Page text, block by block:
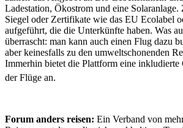
Ladestation, Ökostrom und eine Solaranlage.
Siegel oder Zertifikate wie das EU Ecolabel
aufgeführt, die die Unterkünfte haben. Was
überrascht: man kann auch einen Flug dazu
aber keinesfalls zu den umweltschonenden
Immerhin bietet die Plattform eine inkludierte
der Flüge an.
Forum anders reisen: Ein Verband von